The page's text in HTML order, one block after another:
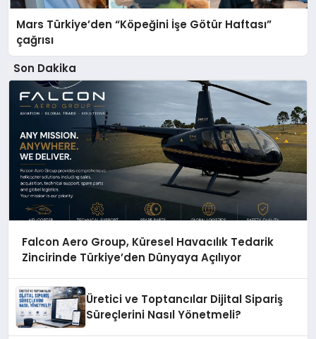
Mars Türkiye’den “Köpeğini İşe Götür Haftası”
çağrısı
Son Dakika
Falcon Aero Group, Küresel Havacılık Tedarik
Zincirinde Türkiye’den Dünyaya Açılıyor
Üretici ve Toptancılar Dijital Sipariş
Süreçlerini Nasıl Yönetmeli?